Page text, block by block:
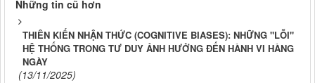
Những tin cũ hơn
THIÊN KIẾN NHẬN THỨC (COGNITIVE BIASES): NHỮNG "LỖI"
HỆ THỐNG TRONG TƯ DUY ẢNH HƯỞNG ĐẾN HÀNH VI HÀNG
NGÀY
(13/11/2025)